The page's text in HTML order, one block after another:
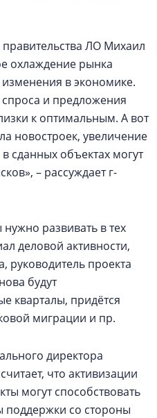
правительства ЛО Михаил
охлаждение рынка
в экономике.
и предложения
к оптимальным. А вот
новостроек, увеличение
сданных объектах могут
– рассуждает г-
развивать в тех
деловой активности,
руководитель проекта
будут
кварталы, придётся
миграции и пр.
директора
что активизации
могут способствовать
поддержки со стороны